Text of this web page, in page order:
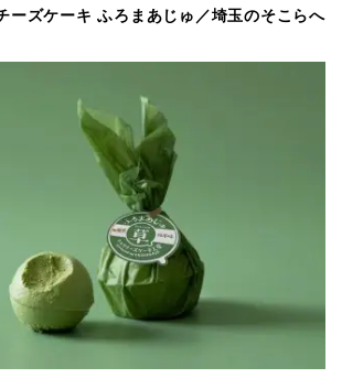
ーズケーキ ふろまあじゅ／埼玉のそこらへ